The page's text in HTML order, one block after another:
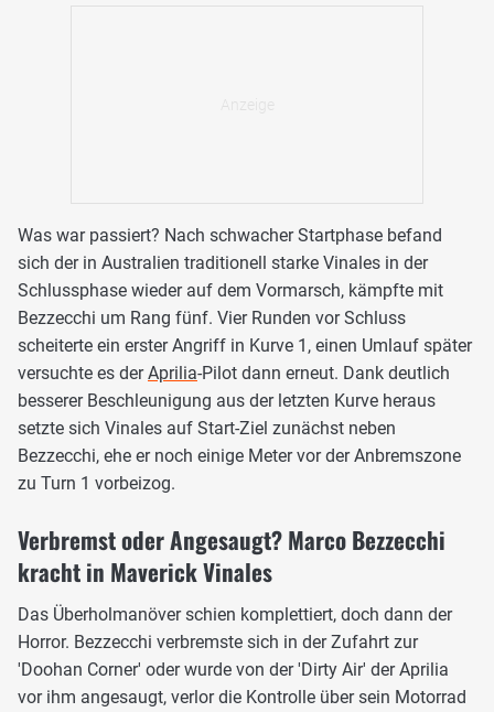
Was war passiert? Nach schwacher Startphase befand
sich der in Australien traditionell starke Vinales in der
Schlussphase wieder auf dem Vormarsch, kämpfte mit
Bezzecchi um Rang fünf. Vier Runden vor Schluss
scheiterte ein erster Angriff in Kurve 1, einen Umlauf später
versuchte es derAprilia-Pilot dann erneut. Dank deutlich
besserer Beschleunigung aus der letzten Kurve heraus
setzte sich Vinales auf Start-Ziel zunächst neben
Bezzecchi, ehe er noch einige Meter vor der Anbremszone
zu Turn 1 vorbeizog.
Verbremst oder Angesaugt? Marco Bezzecchi
kracht in Maverick Vinales
Das Überholmanöver schien komplettiert, doch dann der
Horror. Bezzecchi verbremste sich in der Zufahrt zur
'Doohan Corner' oder wurde von der 'Dirty Air' der Aprilia
vor ihm angesaugt, verlor die Kontrolle über sein Motorrad